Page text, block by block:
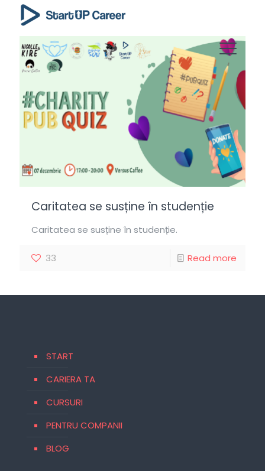
Caritatea se susține în studenție
Caritatea se susține în studenție.
33 Read more
START
CARIERA TA
CURSURI
PENTRU COMPANII
BLOG